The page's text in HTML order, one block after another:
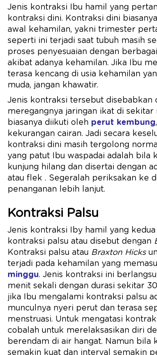
Jenis kontraksi Ibu hamil yang
kontraksi dini. Kontraksi dini
awal kehamilan, yakni trimester
seperti ini terjadi saat tubuh masih
proses penyesuaian dengan
akibat adanya kehamilan. Jika Ibu
terasa kencang di usia kehamilan
muda, jangan khawatir.
Jenis kontraksi tersebut disebabkan
meregangnya jaringan ikat di sekitar
biasanya diikuti oleh perut kembung
kekurangan cairan. Jadi secara
kontraksi dini masih tergolong
yang patut Ibu waspadai adalah bila
kunjung hilang dan disertai dengan
atau flek . Segeralah periksakan ke
penanganan lebih lanjut.
Kontraksi Palsu
Jenis kontraksi Iby hamil yang kedua
kontraksi palsu atau disebut dengan
Kontraksi palsu atau Braxton Hicks
terjadi pada kehamilan yang
minggu. Jenis kontraksi ini
menit sekali dengan durasi sekitar
jika Ibu mengalami kontraksi palsu
munculnya nyeri perut dan terasa
menstruasi. Untuk mengatasi
cobalah untuk merelaksasikan diri
berendam di air hangat. Namun bila
semakin kuat dan interval semakin